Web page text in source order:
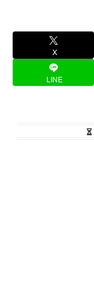
X
LINE